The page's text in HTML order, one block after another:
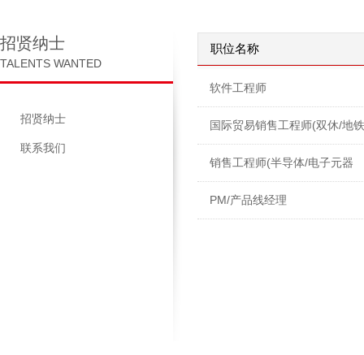
招贤纳士
TALENTS WANTED
招贤纳士
联系我们
职位名称
软件工程师
国际贸易销售工程师(双休/地铁
口/IC芯片）
销售工程师(半导体/电子元器
件/IC芯片）
PM/产品线经理